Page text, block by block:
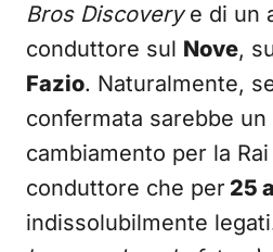
Bros Discoverye di un
conduttore sul Nove,
Fazio. Naturalmente,
confermata sarebbe
cambiamento per la
conduttore che per 25
indissolubilmente